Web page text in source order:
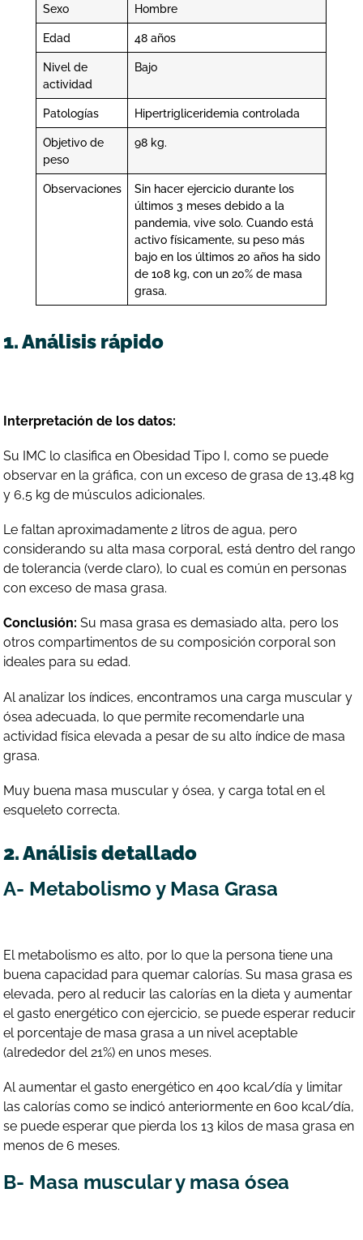
Sexo Hombre
Edad 48 años
Nivel de
actividad
Bajo
Patologías Hipertrigliceridemia controlada
Objetivo de
peso
98 kg.
Observaciones
Sin hacer ejercicio durante los
últimos 3 meses debido a la
pandemia, vive solo. Cuando está
activo físicamente, su peso más
bajo en los últimos 20 años ha sido
de 108 kg, con un 20% de masa
grasa.
1. Análisis rápido
Interpretación de los datos:
Su IMC lo clasifica en Obesidad Tipo I, como se puede
observar en la gráfica, con un exceso de grasa de 13,48 kg
y 6,5 kg de músculos adicionales.
Le faltan aproximadamente 2 litros de agua, pero
considerando su alta masa corporal, está dentro del rango
de tolerancia (verde claro), lo cual es común en personas
con exceso de masa grasa.
Conclusión: Su masa grasa es demasiado alta, pero los
otros compartimentos de su composición corporal son
ideales para su edad.
Al analizar los índices, encontramos una carga muscular y
ósea adecuada, lo que permite recomendarle una
actividad física elevada a pesar de su alto índice de masa
grasa.
Muy buena masa muscular y ósea, y carga total en el
esqueleto correcta.
2. Análisis detallado
A- Metabolismo y Masa Grasa
El metabolismo es alto, por lo que la persona tiene una
buena capacidad para quemar calorías. Su masa grasa es
elevada, pero al reducir las calorías en la dieta y aumentar
el gasto energético con ejercicio, se puede esperar reducir
el porcentaje de masa grasa a un nivel aceptable
(alrededor del 21%) en unos meses.
Al aumentar el gasto energético en 400 kcal/día y limitar
las calorías como se indicó anteriormente en 600 kcal/día,
se puede esperar que pierda los 13 kilos de masa grasa en
menos de 6 meses.
B- Masa muscular y masa ósea